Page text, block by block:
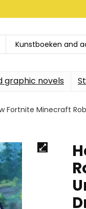
Kunstboeken and
graphic novels
Fortnite Minecraft